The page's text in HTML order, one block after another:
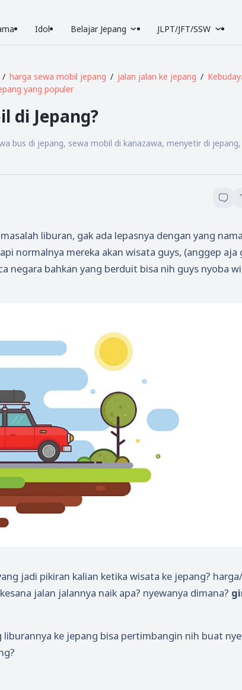
Idol Belajar Jepang JLPT/JFT/SSW
harga sewa mobil jepang jalan jalan ke jepang
yang populer
di Jepang?
bus di jepang, sewa mobil di kanazawa, menyetir di
liburan, gak ada lepasnya dengan yang
normalnya mereka akan wisata guys, (anggep aja
negara bahkan yang berduit bisa nih guys nyoba
jadi pikiran kalian ketika wisata ke jepang?
jalan jalannya naik apa? nyewanya dimana?
ke jepang bisa pertimbangin nih buat